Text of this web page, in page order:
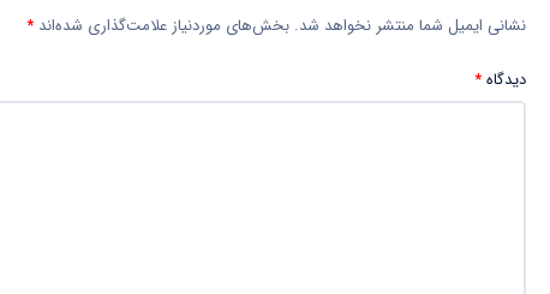
نشانی ایمیل شما منتشر نخواهد شد. بخش‌های موردنیاز علامت‌گذاری شده‌اند *
دیدگاه*